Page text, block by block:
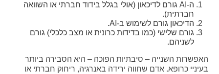
ה-AI גורם לדיכאון (אולי בגלל בידוד חברתי או השוואה
חברתית).
הדיכאון גורם לשימוש ב-AI.
גורם שלישי (כמו בדידות כרונית או מצב כלכלי) גורם
לשניהם.
האפשרות השנייה – סיבתיות הפוכה – היא הסבירה ביותר
בעיניי כרופא. אדם שחווה ירידה באנרגיה, ריחוק חברתי או